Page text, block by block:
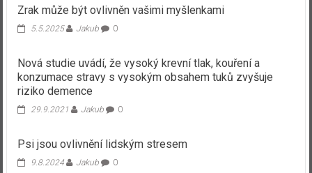
Zrak může být ovlivněn vašimi myšlenkami
5.5.2025 Jakub 0
Nová studie uvádí, že vysoký krevní tlak, kouření a
konzumace stravy s vysokým obsahem tuků zvyšuje
riziko demence
29.9.2021 Jakub 0
Psi jsou ovlivnění lidským stresem
9.8.2024 Jakub 0